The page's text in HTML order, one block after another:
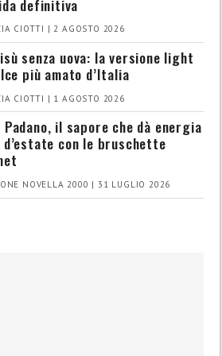
definitiva
CIOTTI | 2 AGOSTO 2026
senza uova: la versione light
più amato d’Italia
CIOTTI | 1 AGOSTO 2026
Padano, il sapore che dà energia
d’estate con le bruschette
NOVELLA 2000 | 31 LUGLIO 2026